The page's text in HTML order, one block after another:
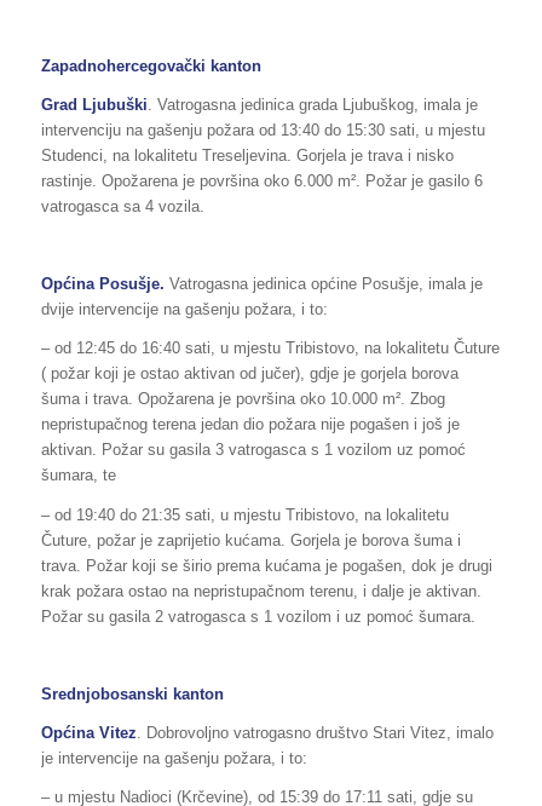
Zapadnohercegovački kanton
Grad Ljubuški. Vatrogasna jedinica grada Ljubuškog, imala je
intervenciju na gašenju požara od 13:40 do 15:30 sati, u mjestu
Studenci, na lokalitetu Treseljevina. Gorjela je trava i nisko
rastinje. Opožarena je površina oko 6.000 m². Požar je gasilo 6
vatrogasca sa 4 vozila.
Općina Posušje. Vatrogasna jedinica općine Posušje, imala je
dvije intervencije na gašenju požara, i to:
– od 12:45 do 16:40 sati, u mjestu Tribistovo, na lokalitetu Čuture
( požar koji je ostao aktivan od jučer), gdje je gorjela borova
šuma i trava. Opožarena je površina oko 10.000 m². Zbog
nepristupačnog terena jedan dio požara nije pogašen i još je
aktivan. Požar su gasila 3 vatrogasca s 1 vozilom uz pomoć
šumara, te
– od 19:40 do 21:35 sati, u mjestu Tribistovo, na lokalitetu
Čuture, požar je zaprijetio kućama. Gorjela je borova šuma i
trava. Požar koji se širio prema kućama je pogašen, dok je drugi
krak požara ostao na nepristupačnom terenu, i dalje je aktivan.
Požar su gasila 2 vatrogasca s 1 vozilom i uz pomoć šumara.
Srednjobosanski kanton
Općina Vitez . Dobrovoljno vatrogasno društvo Stari Vitez, imalo
je intervencije na gašenju požara, i to:
– u mjestu Nadioci (Krčevine), od 15:39 do 17:11 sati, gdje su